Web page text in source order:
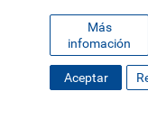
FOOTERMAPA DEL SITIO
Más
infomación
Aceptar